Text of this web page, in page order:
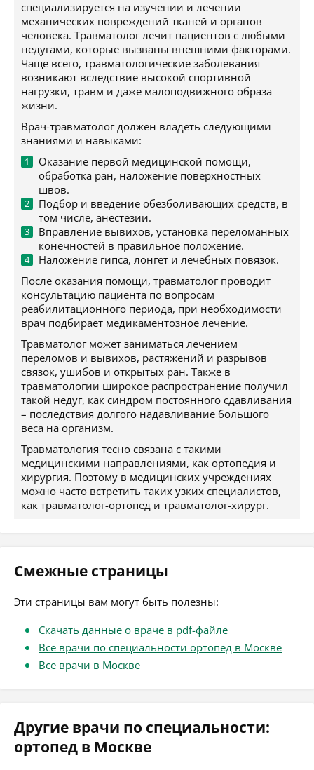
специализируется на изучении и лечении
механических повреждений тканей и органов
человека. Травматолог лечит пациентов с любыми
недугами, которые вызваны внешними факторами.
Чаще всего, травматологические заболевания
возникают вследствие высокой спортивной
нагрузки, травм и даже малоподвижного образа
жизни.
Врач-травматолог должен владеть следующими
знаниями и навыками:
Оказание первой медицинской помощи,
обработка ран, наложение поверхностных
швов.
Подбор и введение обезболивающих средств, в
том числе, анестезии.
Вправление вывихов, установка переломанных
конечностей в правильное положение.
Наложение гипса, лонгет и лечебных повязок.
После оказания помощи, травматолог проводит
консультацию пациента по вопросам
реабилитационного периода, при необходимости
врач подбирает медикаментозное лечение.
Травматолог может заниматься лечением
переломов и вывихов, растяжений и разрывов
связок, ушибов и открытых ран. Также в
травматологии широкое распространение получил
такой недуг, как синдром постоянного сдавливания
– последствия долгого надавливание большого
веса на организм.
Травматология тесно связана с такими
медицинскими направлениями, как ортопедия и
хирургия. Поэтому в медицинских учреждениях
можно часто встретить таких узких специалистов,
как травматолог-ортопед и травматолог-хирург.
Смежные страницы
Эти страницы вам могут быть полезны:
Скачать данные о враче в pdf-файле
Все врачи по специальности ортопед в Москве
Все врачи в Москве
Другие врачи по специальности:
ортопед в Москве